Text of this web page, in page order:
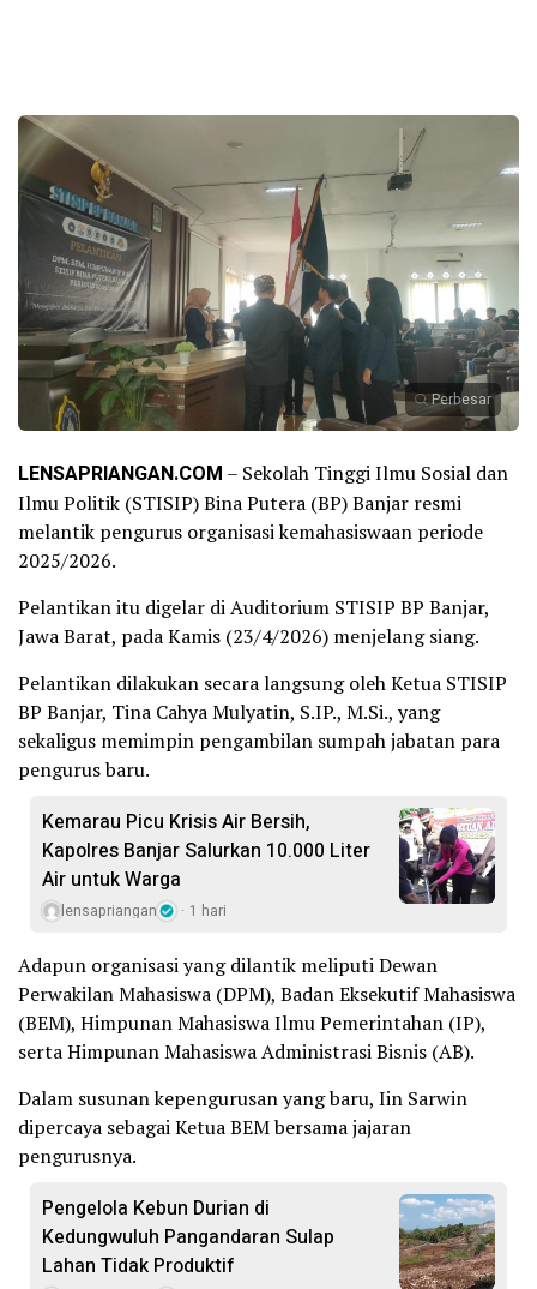
Perbesar
LENSAPRIANGAN.COM – Sekolah Tinggi Ilmu Sosial dan
Ilmu Politik (STISIP) Bina Putera (BP) Banjar resmi
melantik pengurus organisasi kemahasiswaan periode
2025/2026.
Pelantikan itu digelar di Auditorium STISIP BP Banjar,
Jawa Barat, pada Kamis (23/4/2026) menjelang siang.
Pelantikan dilakukan secara langsung oleh Ketua STISIP
BP Banjar, Tina Cahya Mulyatin, S.IP., M.Si., yang
sekaligus memimpin pengambilan sumpah jabatan para
pengurus baru.
Kemarau Picu Krisis Air Bersih,
Kapolres Banjar Salurkan 10.000 Liter
Air untuk Warga
lensapriangan 1 hari
Adapun organisasi yang dilantik meliputi Dewan
Perwakilan Mahasiswa (DPM), Badan Eksekutif Mahasiswa
(BEM), Himpunan Mahasiswa Ilmu Pemerintahan (IP),
serta Himpunan Mahasiswa Administrasi Bisnis (AB).
Dalam susunan kepengurusan yang baru, Iin Sarwin
dipercaya sebagai Ketua BEM bersama jajaran
pengurusnya.
Pengelola Kebun Durian di
Kedungwuluh Pangandaran Sulap
Lahan Tidak Produktif ‎